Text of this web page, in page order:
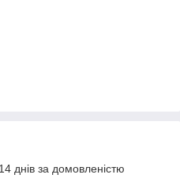
днів за домовленістю